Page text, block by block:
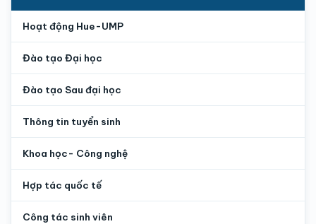
Hoạt động Hue-UMP
Đào tạo Đại học
Đào tạo Sau đại học
Thông tin tuyển sinh
Khoa học- Công nghệ
Hợp tác quốc tế
Công tác sinh viên